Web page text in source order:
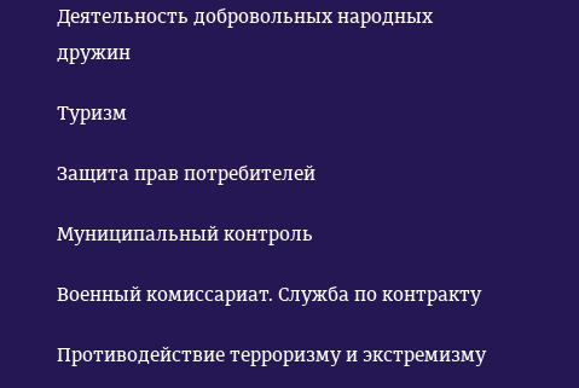
Деятельность добровольных народных
дружин
Туризм
Защита прав потребителей
Муниципальный контроль
Военный комиссариат. Служба по контракту
Противодействие терроризму и экстремизму